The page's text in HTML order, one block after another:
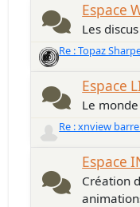
Espace
Les
Re : Topaz
Espace
Le
Re : xnview
Espace
Création